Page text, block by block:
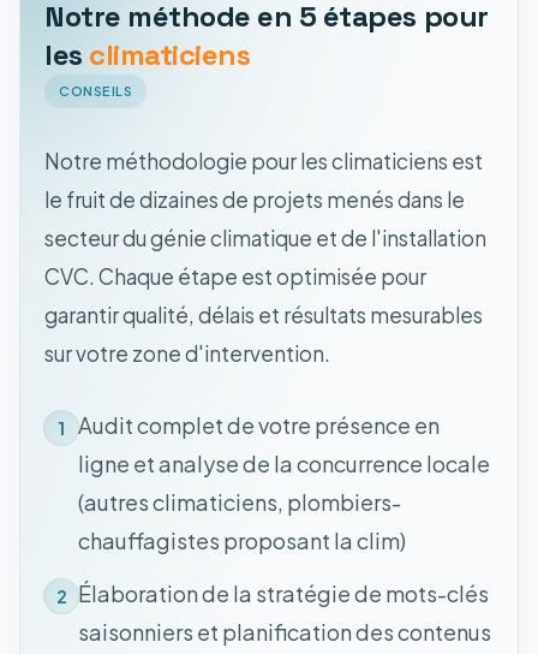
Notre méthode en 5 étapes pour
les climaticiens
CONSEILS
Notre méthodologie pour les climaticiens est
le fruit de dizaines de projets menés dans le
secteur du génie climatique et de l'installation
CVC. Chaque étape est optimisée pour
garantir qualité, délais et résultats mesurables
sur votre zone d'intervention.
1
Audit complet de votre présence en
ligne et analyse de la concurrence locale
(autres climaticiens, plombiers-
chauffagistes proposant la clim)
2 Élaboration de la stratégie de mots-clés
saisonniers et planification des contenus